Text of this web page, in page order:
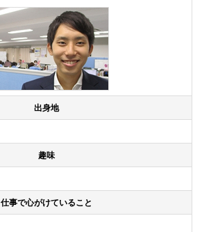
出身地
趣味
仕事で心がけていること